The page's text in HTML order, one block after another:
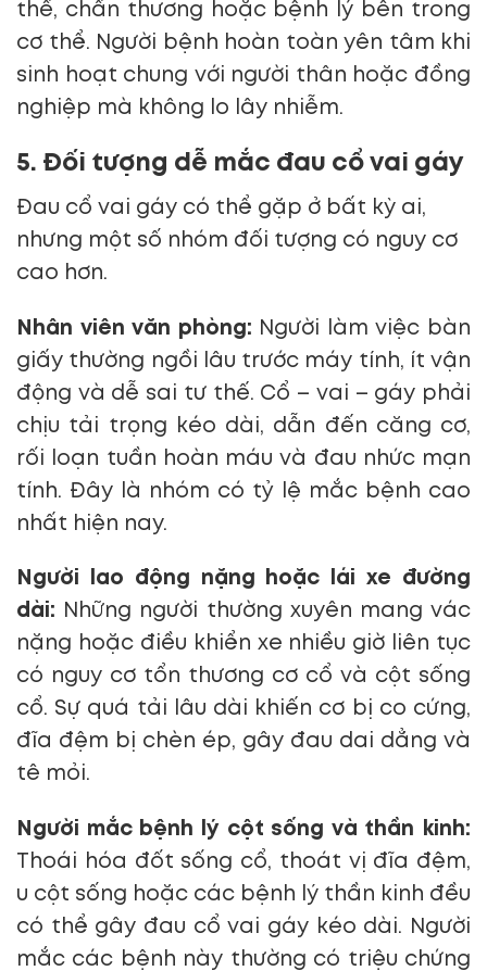
thế, chấn thương hoặc bệnh lý bên trong
cơ thể. Người bệnh hoàn toàn yên tâm khi
sinh hoạt chung với người thân hoặc đồng
nghiệp mà không lo lây nhiễm.
5. Đối tượng dễ mắc đau cổ vai gáy
Đau cổ vai gáy có thể gặp ở bất kỳ ai,
nhưng một số nhóm đối tượng có nguy cơ
cao hơn.
Nhân viên văn phòng: Người làm việc bàn
giấy thường ngồi lâu trước máy tính, ít vận
động và dễ sai tư thế. Cổ – vai – gáy phải
chịu tải trọng kéo dài, dẫn đến căng cơ,
rối loạn tuần hoàn máu và đau nhức mạn
tính. Đây là nhóm có tỷ lệ mắc bệnh cao
nhất hiện nay.
Người lao động nặng hoặc lái xe đường
dài:
Những người thường xuyên mang vác
nặng hoặc điều khiển xe nhiều giờ liên tục
có nguy cơ tổn thương cơ cổ và cột sống
cổ. Sự quá tải lâu dài khiến cơ bị co cứng,
đĩa đệm bị chèn ép, gây đau dai dẳng và
tê mỏi.
Người mắc bệnh lý cột sống và thần kinh:
Thoái hóa đốt sống cổ, thoát vị đĩa đệm,
u cột sống hoặc các bệnh lý thần kinh đều
có thể gây đau cổ vai gáy kéo dài. Người
mắc các bệnh này thường có triệu chứng